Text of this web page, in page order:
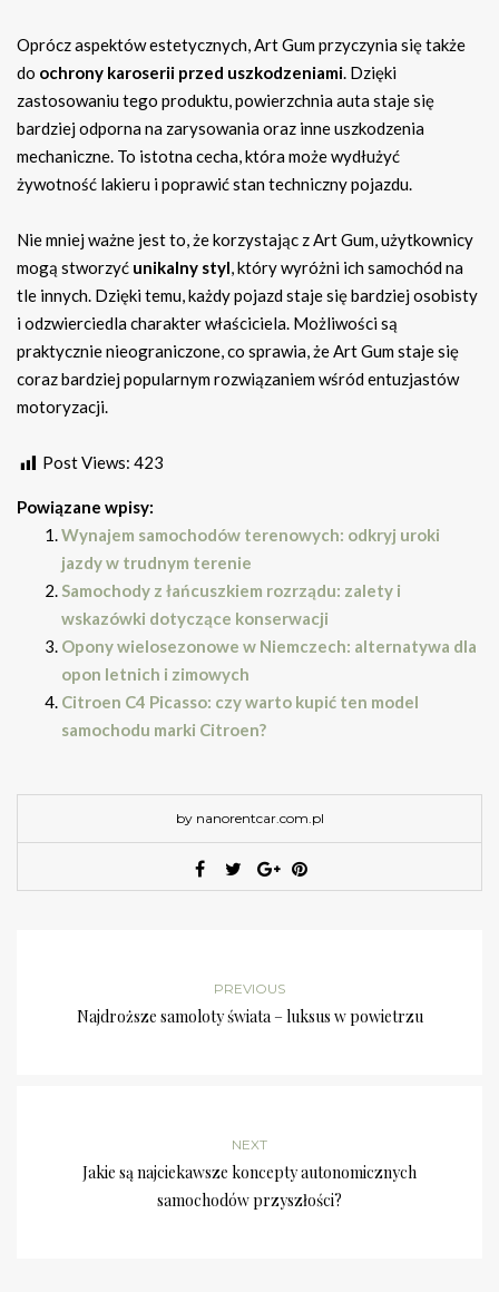
Oprócz aspektów estetycznych, Art Gum przyczynia się także
do ochrony karoserii przed uszkodzeniami. Dzięki
zastosowaniu tego produktu, powierzchnia auta staje się
bardziej odporna na zarysowania oraz inne uszkodzenia
mechaniczne. To istotna cecha, która może wydłużyć
żywotność lakieru i poprawić stan techniczny pojazdu.
Nie mniej ważne jest to, że korzystając z Art Gum, użytkownicy
mogą stworzyć unikalny styl, który wyróżni ich samochód na
tle innych. Dzięki temu, każdy pojazd staje się bardziej osobisty
i odzwierciedla charakter właściciela. Możliwości są
praktycznie nieograniczone, co sprawia, że Art Gum staje się
coraz bardziej popularnym rozwiązaniem wśród entuzjastów
motoryzacji.
Post Views: 423
Powiązane wpisy:
Wynajem samochodów terenowych: odkryj uroki
jazdy w trudnym terenie
Samochody z łańcuszkiem rozrządu: zalety i
wskazówki dotyczące konserwacji
Opony wielosezonowe w Niemczech: alternatywa dla
opon letnich i zimowych
Citroen C4 Picasso: czy warto kupić ten model
samochodu marki Citroen?
by nanorentcar.com.pl
PREVIOUS
Najdroższe samoloty świata – luksus w powietrzu
NEXT
Jakie są najciekawsze koncepty autonomicznych
samochodów przyszłości?